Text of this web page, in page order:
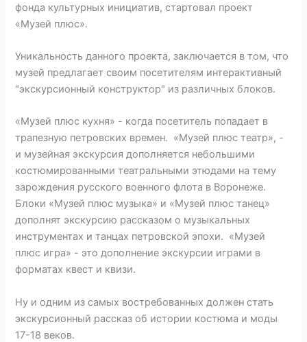
фонда культурных инициатив, стартовал проект
«Музей плюс».
Уникальность данного проекта, заключается в том, что
музей предлагает своим посетителям интерактивный
"экскурсионный конструктор" из различных блоков.
«Музей плюс кухня» - когда посетитель попадает в
трапезную петровских времен. «Музей плюс театр», -
и музейная экскурсия дополняется небольшими
костюмированными театральными этюдами на тему
зарождения русского военного флота в Воронеже.
Блоки «Музей плюс музыка» и «Музей плюс танец»
дополнят экскурсию рассказом о музыкальных
инструментах и танцах петровской эпохи. «Музей
плюс игра» - это дополнение экскурсии играми в
форматах квест и квизи.
Ну и одним из самых востребованных должен стать
экскурсионный рассказ об истории костюма и моды
17-18 веков.